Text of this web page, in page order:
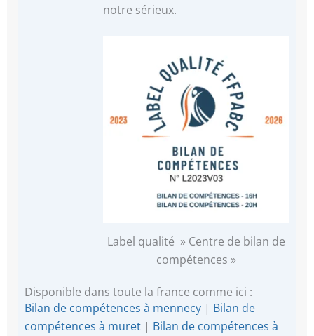
notre sérieux.
Label qualité » Centre de bilan de
compétences »
Disponible dans toute la france comme ici :
Bilan de compétences à mennecy | Bilan de
compétences à muret | Bilan de compétences à